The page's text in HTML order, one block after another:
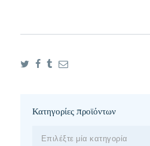
Κατηγορίες προϊόντων
Επιλέξτε μία κατηγορία